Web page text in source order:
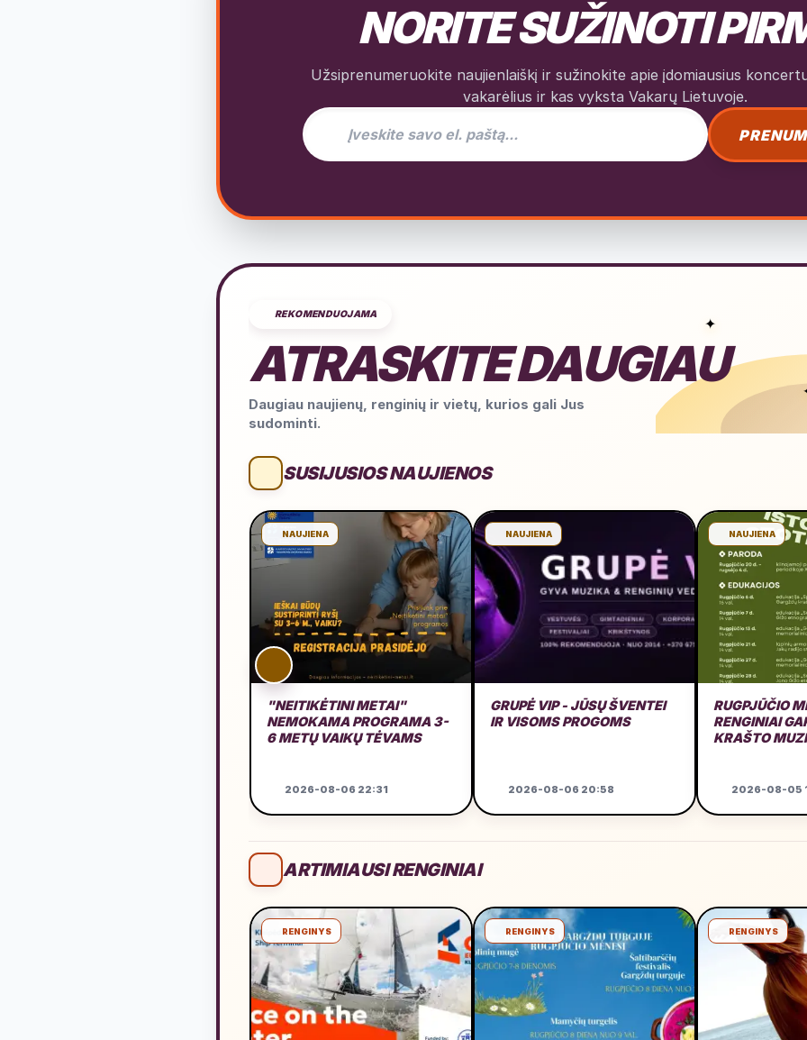
NORITE SUŽINOTI
Užsiprenumeruokite naujienlaiškį ir sužinokite apie įdomiausius
vakarėlius ir kas vyksta Vakarų Lietuvoje.
El. pašto adresas naujienlaiškiui
REKOMENDUOJAMA
ATRASKITE DAUGIAU
Daugiau naujienų, renginių ir vietų, kurios gali Jus
sudominti.
✦
SUSIJUSIOS NAUJIENOS
NAUJIENA
"NEITIKĖTINI METAI"
NEMOKAMA PROGRAMA 3-
6 METŲ VAIKŲ TĖVAMS
2026-08-06 22:31
NAUJIENA
GRUPĖ VIP - JŪSŲ ŠVENTEI
IR VISOMS PROGOMS
2026-08-06 20:58
NAUJIENA
RUGPJŪČIO
RENGINIAI
KRAŠTO
2026-08-05
ARTIMIAUSI RENGINIAI
RENGINYS RENGINYS RENGINYS